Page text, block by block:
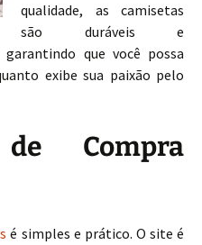
qualidade, as camisetas
são duráveis e
que você possa
exibe sua paixão pelo
de Compra
é simples e prático. O site é